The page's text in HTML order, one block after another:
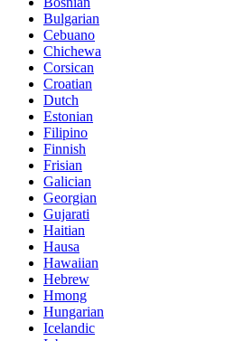
Bulgarian
Cebuano
Chichewa
Corsican
Croatian
Dutch
Estonian
Filipino
Finnish
Frisian
Galician
Georgian
Gujarati
Haitian
Hausa
Hawaiian
Hebrew
Hmong
Hungarian
Icelandic